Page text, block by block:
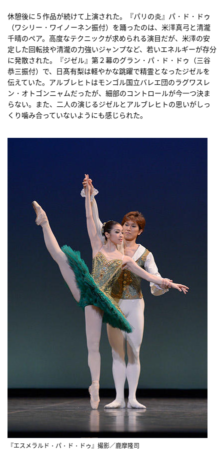
休憩後に５作品が続けて上演された。『パリの炎』パ・ド・ドゥ
（ワシリー・ワイノーネン振付）を踊ったのは、米澤真弓と清瀧
千晴のペア。高度なテクニックが求められる演目だが、米澤の安
定した回転技や清瀧の力強いジャンプなど、若いエネルギーが存分
に発散された。『ジゼル』第２幕のグラン・パ・ド・ドゥ（三谷
恭三振付）で、日髙有梨は軽やかな跳躍で精霊となったジゼルを
伝えていた。アルブレヒトはモンゴル国立バレエ団のラグワスレ
ン・オトゴンニャムだったが、細部のコントロールが今一つ決ま
らない。また、二人の演じるジゼルとアルブレヒトの思いがしっ
くり噛み合っていないようにも感じられた。
『エスメラルド・パ・ド・ドゥ』撮影／鹿摩隆司